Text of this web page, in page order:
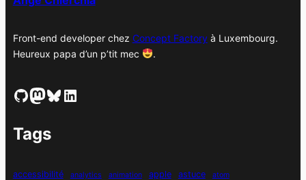
Front-end developer chez Concept Factoryà Luxembourg.
Heureux papa d’un p’tit mec
.
GitHub Mastodon Bluesky LinkedIn
Tags
accessibilité analytics animation apple astuce atom